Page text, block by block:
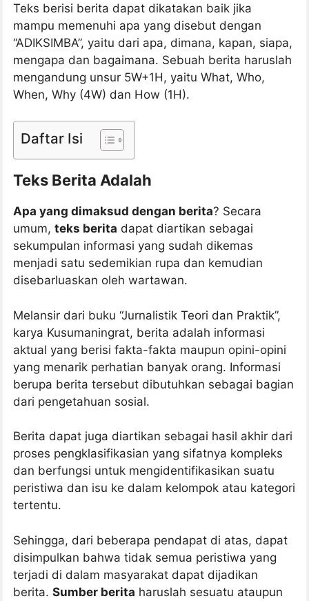
Teks berisi berita dapat dikatakan baik jika
mampu memenuhi apa yang disebut dengan
“ADIKSIMBA”, yaitu dari apa, dimana, kapan, siapa,
mengapa dan bagaimana. Sebuah berita haruslah
mengandung unsur 5W+1H, yaitu What, Who,
When, Why (4W) dan How (1H).
Daftar Isi
Teks Berita Adalah
Apa yang dimaksud dengan berita? Secara
umum, teks berita dapat diartikan sebagai
sekumpulan informasi yang sudah dikemas
menjadi satu sedemikian rupa dan kemudian
disebarluaskan oleh wartawan.
Melansir dari buku “Jurnalistik Teori dan Praktik”,
karya Kusumaningrat, berita adalah informasi
aktual yang berisi fakta-fakta maupun opini-opini
yang menarik perhatian banyak orang. Informasi
berupa berita tersebut dibutuhkan sebagai bagian
dari pengetahuan sosial.
Berita dapat juga diartikan sebagai hasil akhir dari
proses pengklasifikasian yang sifatnya kompleks
dan berfungsi untuk mengidentifikasikan suatu
peristiwa dan isu ke dalam kelompok atau kategori
tertentu.
Sehingga, dari beberapa pendapat di atas, dapat
disimpulkan bahwa tidak semua peristiwa yang
terjadi di dalam masyarakat dapat dijadikan
berita. Sumber berita haruslah sesuatu ataupun